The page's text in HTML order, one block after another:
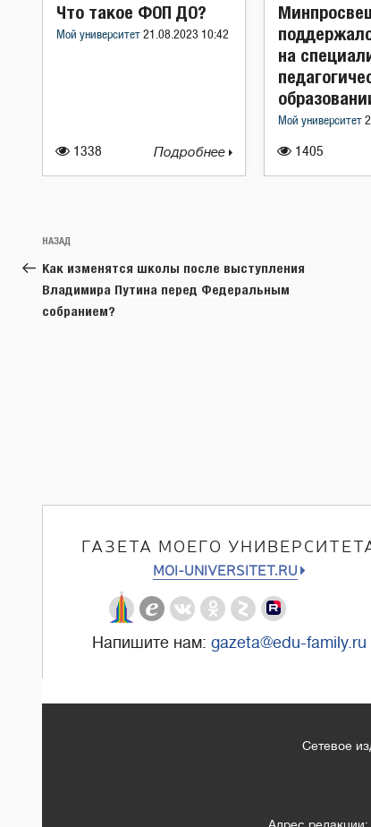
1338
Что такое ФОП ДО?
Мой университет 21.08.2023 10:42
Подробнее 1405
на
Мой университет
Навигация
по
записям
Предыдущая
запись:
НАЗАД
Как изменятся школы после выступления
Владимира Путина перед Федеральным
собранием?
ГАЗЕТА МОЕГО
MOI-UNIVERSITET.RU
Напишите нам: gazeta@edu-family.ru
Сетевое